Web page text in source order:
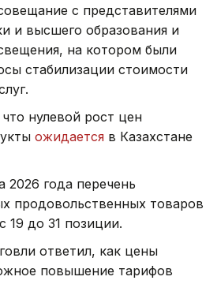
с представителями
и высшего образования и
на котором были
стабилизации стоимости
нулевой рост цен
ожидается в Казахстане
года перечень
продовольственных товаров
с 19 до 31 позиции.
ответил, как цены
повышение тарифов